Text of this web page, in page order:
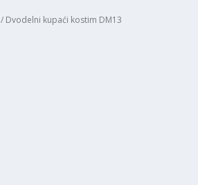
/ Dvodelni kupaći kostim DM13